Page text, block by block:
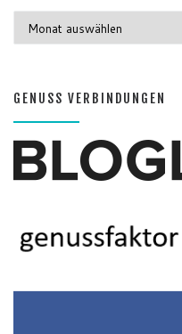
GENUSS VERBINDUNGEN